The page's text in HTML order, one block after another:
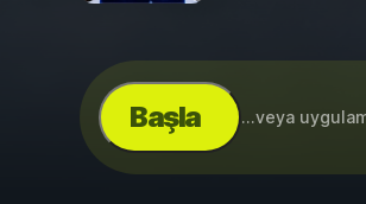
Başla ...veya